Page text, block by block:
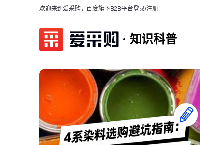
欢迎来到爱采购，百度旗下B2B平台登录/注册
知识科普